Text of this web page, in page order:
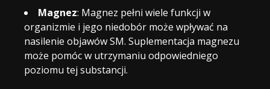
Magnez: Magnez pełni wiele funkcji w
organizmie i jego niedobór może wpływać na
nasilenie objawów SM. Suplementacja magnezu
może pomóc w utrzymaniu odpowiedniego
poziomu tej substancji.